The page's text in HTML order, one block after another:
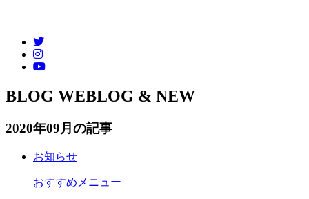
BLOG WEBLOG & NEW
2020年09月の記事
お知らせ
おすすめメニュー